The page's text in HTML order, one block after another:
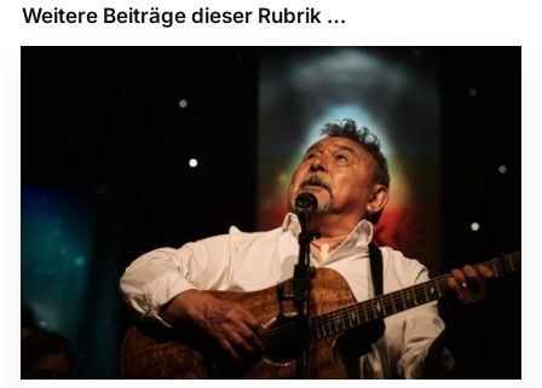
Weitere Beiträge dieser Rubrik …